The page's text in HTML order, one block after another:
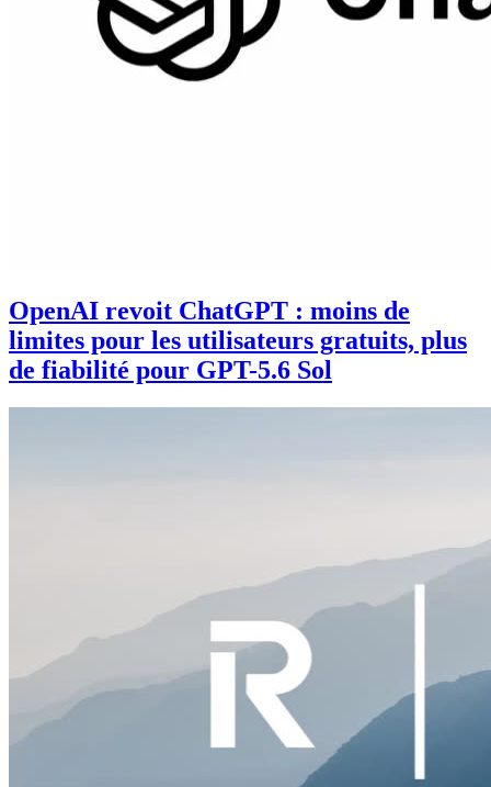
OpenAI revoit ChatGPT : moins de
limites pour les utilisateurs gratuits, plus
de fiabilité pour GPT-5.6 Sol